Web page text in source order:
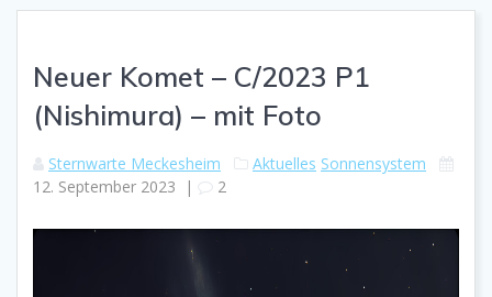
Neuer Komet – C/2023 P1
(Nishimura) – mit Foto
Sternwarte Meckesheim Aktuelles Sonnensystem
12. September 2023 | 2